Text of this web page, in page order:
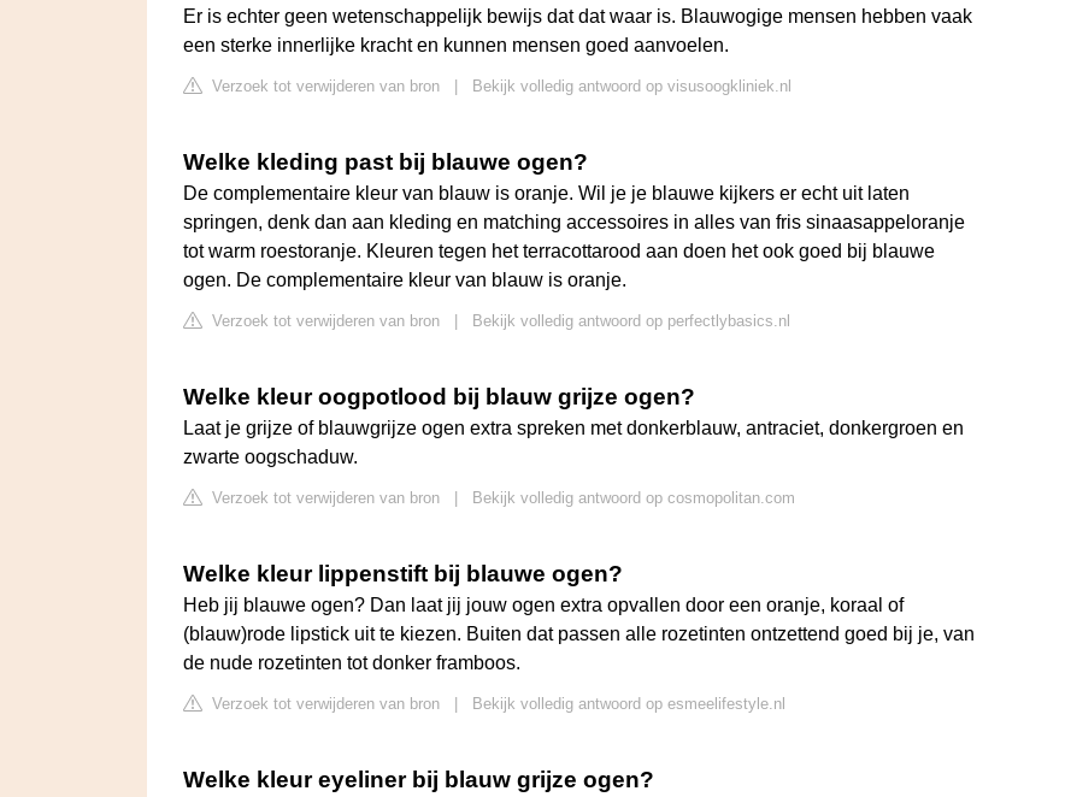
Er is echter geen wetenschappelijk bewijs dat dat waar is. Blauwogige mensen hebben vaak
een sterke innerlijke kracht en kunnen mensen goed aanvoelen.
Verzoek tot verwijderen van bron Bekijk volledig antwoord op visusoogkliniek.nl
Welke kleding past bij blauwe ogen?
De complementaire kleur van blauw is oranje. Wil je je blauwe kijkers er echt uit laten
springen, denk dan aan kleding en matching accessoires in alles van fris sinaasappeloranje
tot warm roestoranje. Kleuren tegen het terracottarood aan doen het ook goed bij blauwe
ogen. De complementaire kleur van blauw is oranje.
Verzoek tot verwijderen van bron Bekijk volledig antwoord op perfectlybasics.nl
Welke kleur oogpotlood bij blauw grijze ogen?
Laat je grijze of blauwgrijze ogen extra spreken met donkerblauw, antraciet, donkergroen en
zwarte oogschaduw.
Verzoek tot verwijderen van bron Bekijk volledig antwoord op cosmopolitan.com
Welke kleur lippenstift bij blauwe ogen?
Heb jij blauwe ogen? Dan laat jij jouw ogen extra opvallen door een oranje, koraal of
(blauw)rode lipstick uit te kiezen. Buiten dat passen alle rozetinten ontzettend goed bij je, van
de nude rozetinten tot donker framboos.
Verzoek tot verwijderen van bron Bekijk volledig antwoord op esmeelifestyle.nl
Welke kleur eyeliner bij blauw grijze ogen?